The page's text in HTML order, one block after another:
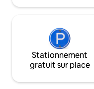
Stationnement
gratuit sur place